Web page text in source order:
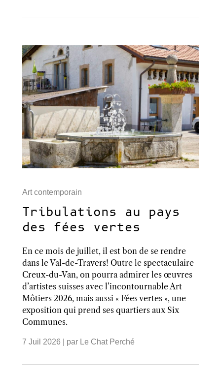
Art contemporain
Tribulations au pays
des fées vertes
En ce mois de juillet, il est bon de se rendre
dans le Val-de-Travers! Outre le spectaculaire
Creux-du-Van, on pourra admirer les œuvres
d’artistes suisses avec l’incontournable Art
Môtiers 2026, mais aussi « Fées vertes », une
exposition qui prend ses quartiers aux Six
Communes.
7 Juil 2026 | par Le Chat Perché